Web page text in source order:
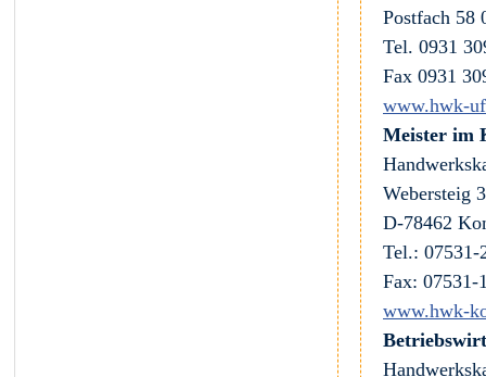
Postfach 58
Tel. 0931
Fax 0931
www.hwk-
Meister im
Webersteig 3
D-78462
Tel.: 07531-
Fax: 07531-
www.hwk-